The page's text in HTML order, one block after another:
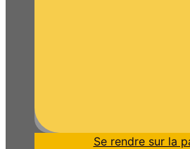
Se rendre sur la